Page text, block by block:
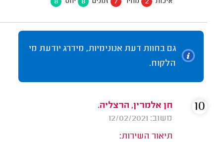
גם בחוות דעת אנונימיות, מידרג יודעת מי
הלקוח.
חן אלמרין, הרצליה.
משוב: 12/02/2021
תיאור השירות:
10